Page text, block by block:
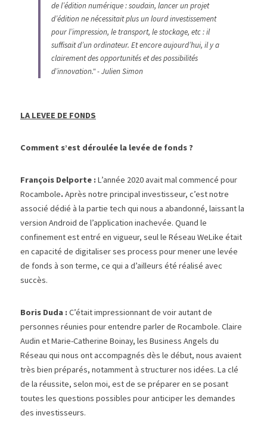
de l’édition numérique : soudain, lancer un projet
d’édition ne nécessitait plus un lourd investissement
pour l’impression, le transport, le stockage, etc : il
suffisait d’un ordinateur. Et encore aujourd’hui, il y a
clairement des opportunités et des possibilités
d’innovation.​" - Julien Simon
LA LEVEE DE FONDS
Comment s’est déroulée la levée de fonds ?
François Delporte : L’année 2020 avait mal commencé pour
Rocambole. Après notre principal investisseur, c’est notre
associé dédié à la partie tech qui nous a abandonné, laissant la
version Android de l’application inachevée. Quand le
confinement est entré en vigueur, seul le Réseau WeLike était
en capacité de digitaliser ses process pour mener une levée
de fonds à son terme, ce qui a d’ailleurs été réalisé avec
succès.
Boris Duda : C’était impressionnant de voir autant de
personnes réunies pour entendre parler de Rocambole. Claire
Audin et Marie-Catherine Boinay, les Business Angels du
Réseau qui nous ont accompagnés dès le début, nous avaient
très bien préparés, notamment à structurer nos idées. La clé
de la réussite, selon moi, est de se préparer en se posant
toutes les questions possibles pour anticiper les demandes
des investisseurs.